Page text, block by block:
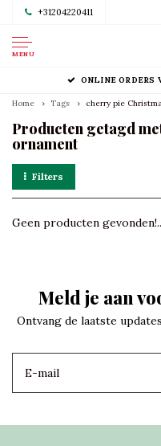
+31204220411
MENU
ONLINE ORDERS
Home Tags cherry pie
Producten getagd
ornament
Filters
Geen producten
Meld je aan
Ontvang de laatste